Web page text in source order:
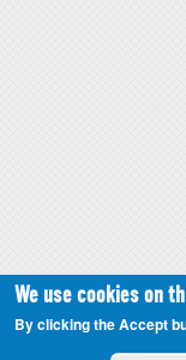
We use cookies on
By clicking the Accept